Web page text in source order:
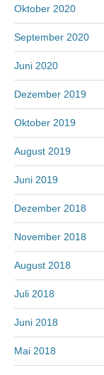
Oktober 2020
September 2020
Juni 2020
Dezember 2019
Oktober 2019
August 2019
Juni 2019
Dezember 2018
November 2018
August 2018
Juli 2018
Juni 2018
Mai 2018